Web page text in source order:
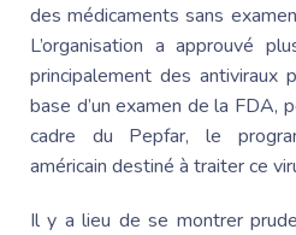
des médicaments sans
L’organisation a approuvé
principalement des
base d’un examen de la FDA,
cadre du Pepfar, le
américain destiné à traiter ce
Il y a lieu de se montrer